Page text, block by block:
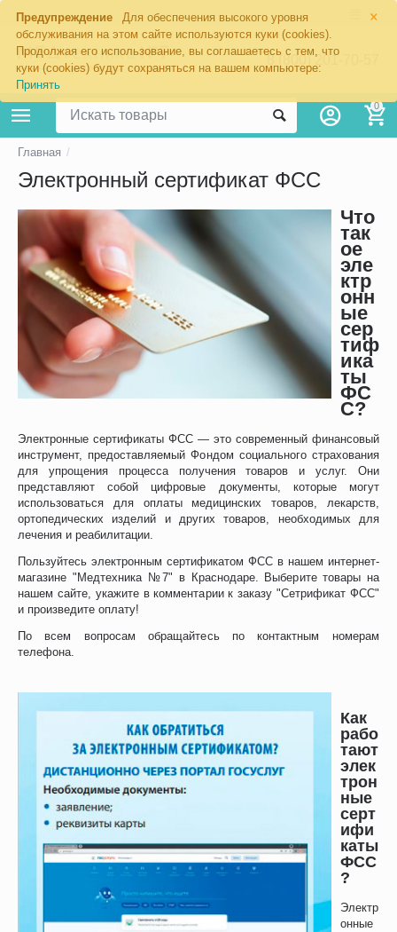
×
Предупреждение
Для обеспечения высокого уровня
обслуживания на этом сайте используются куки (cookies).
Продолжая его использование, вы соглашаетесь с тем, что
куки (cookies) будут сохраняться на вашем компьютере:
Принять
8 (800) 201-70-57
0
Главная /
Электронный сертификат ФСС
Что
так
ое
эле
ктр
онн
ые
сер
тиф
ика
ты
ФС
С?
Электронные сертификаты ФСС — это современный финансовый
инструмент, предоставляемый Фондом социального страхования
для упрощения процесса получения товаров и услуг. Они
представляют собой цифровые документы, которые могут
использоваться для оплаты медицинских товаров, лекарств,
ортопедических изделий и других товаров, необходимых для
лечения и реабилитации.
Пользуйтесь электронным сертификатом ФСС в нашем интернет-
магазине "Медтехника №7" в Краснодаре. Выберите товары на
нашем сайте, укажите в комментарии к заказу "Сетрификат ФСС"
и произведите оплату!
По всем вопросам обращайтесь по контактным номерам
телефона.
Как
рабо
тают
элек
трон
ные
серт
ифи
каты
ФСС
?
Электр
онные